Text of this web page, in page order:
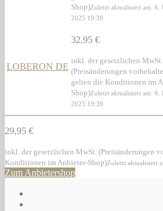
Shop)Zuletzt aktualisiert am: 6.
2025 19:39
LOBERON DE
32,95 €
inkl. der gesetzlichen MwSt.
(Preisänderungen
gelten die Konditionen im
Shop)Zuletzt aktualisiert am: 6.
2025 19:39
29,95 €
inkl. der gesetzlichen MwSt. (Preisänderungen
Konditionen im Anbieter-Shop)Zuletzt aktualisiert
Zum Anbietershop